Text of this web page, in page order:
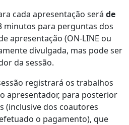
cada apresentação será de
minutos para perguntas dos
apresentação (ON-LINE ou
divulgada, mas pode ser
da sessão.
registrará os trabalhos
apresentador, para posterior
(inclusive dos coautores
o pagamento), que